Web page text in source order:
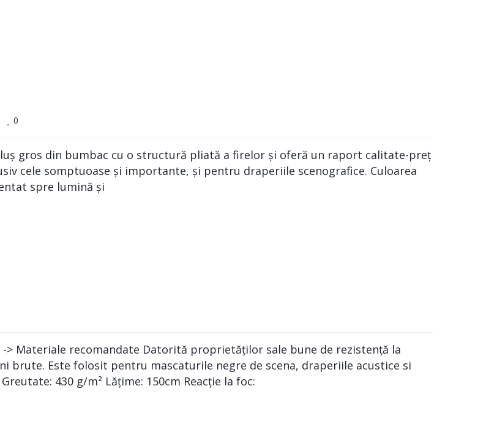
0
gros din bumbac cu o structură pliată a firelor și oferă un raport calitate-preț
cele somptuoase și importante, și pentru draperiile scenografice. Culoarea
spre lumină și
> Materiale recomandate Datorită proprietăților sale bune de rezistență la
brute. Este folosit pentru mascaturile negre de scena, draperiile acustice si
430 g/m² Lățime: 150cm Reacție la foc: